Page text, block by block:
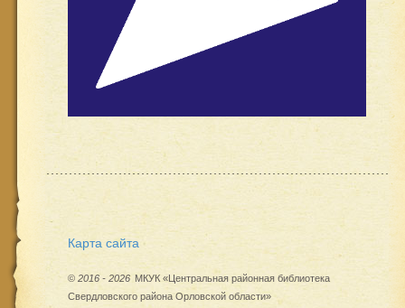
Карта сайта
© 2016 - 2026 МКУК «Центральная районная библиотека
Свердловского района Орловской области»